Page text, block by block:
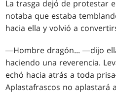
La trasga dejó de protestar
notaba que estaba
hacia ella y volvió a
―Hombre dragón... ―dijo
haciendo una reverencia.
echó hacia atrás a toda
Aplastafrascos no aplastará